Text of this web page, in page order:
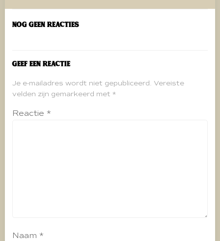
navigatie
Nog geen reacties
Geef een reactie
Je e-mailadres wordt niet gepubliceerd. Vereiste
velden zijn gemarkeerd met *
Reactie *
Naam *